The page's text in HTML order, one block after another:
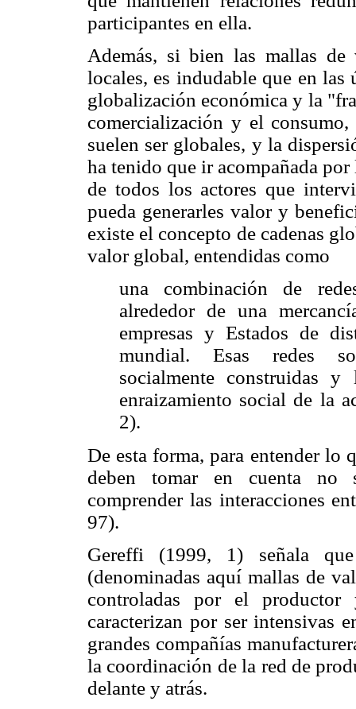
participantes en ella.
Además, si bien las mallas de
locales, es indudable que en
globalización económica y la
comercialización y el
suelen ser globales, y la
ha tenido que ir acompañada
de todos los actores que
pueda generarles valor y
existe el concepto de cadenas
valor global, entendidas como
una combinación de
alrededor de una
empresas y Estados de
mundial. Esas redes
socialmente construidas y
enraizamiento social de la
2).
De esta forma, para entender lo
deben tomar en cuenta no
comprender las interacciones
97).
Gereffi (1999, 1) señala
(denominadas aquí mallas de
controladas por el
caracterizan por ser intensivas
grandes compañías
la coordinación de la red de
delante y atrás.